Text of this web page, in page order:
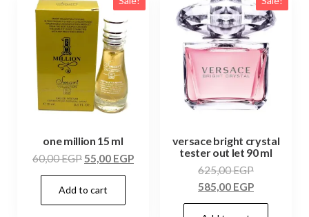
one million 15 ml
60,00EGP55,00 EGP
Add to cart
versace bright crystal
tester out let 90 ml
625,00EGP
585,00 EGP